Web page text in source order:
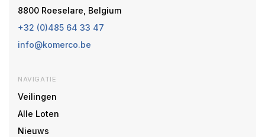
8800 Roeselare, Belgium
+32 (0)485 64 33 47
info@komerco.be
NAVIGATIE
Veilingen
Alle Loten
Nieuws